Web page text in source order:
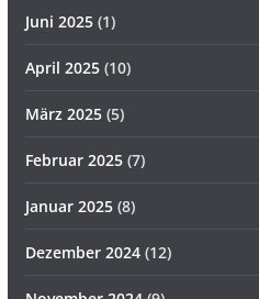
Juni 2025(1)
April 2025(10)
März 2025(5)
Februar 2025(7)
Januar 2025(8)
Dezember 2024(12)